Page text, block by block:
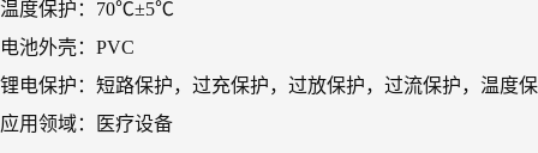
温度保护：70℃±5℃
电池外壳：PVC
锂电保护：短路保护，过充保护，过放保护，过流保护，温度
应用领域：医疗设备